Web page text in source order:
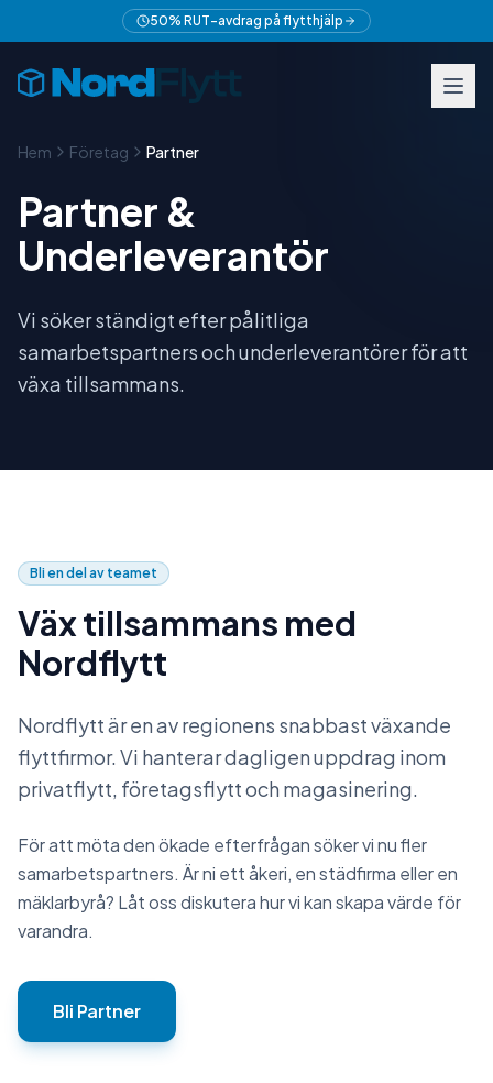
50% RUT-avdrag på flytthjälp
Hem Företag Partner
Partner &
Underleverantör
Vi söker ständigt efter pålitliga
samarbetspartners och underleverantörer för att
växa tillsammans.
Bli en del av teamet
Väx tillsammans med
Nordflytt
Nordflytt är en av regionens snabbast växande
flyttfirmor. Vi hanterar dagligen uppdrag inom
privatflytt, företagsflytt och magasinering.
För att möta den ökade efterfrågan söker vi nu fler
samarbetspartners. Är ni ett åkeri, en städfirma eller en
mäklarbyrå? Låt oss diskutera hur vi kan skapa värde för
varandra.
Bli Partner